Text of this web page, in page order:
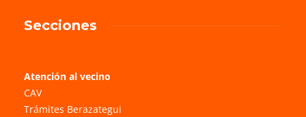
Secciones
Atención al vecino
CAV
Trámites Berazategui